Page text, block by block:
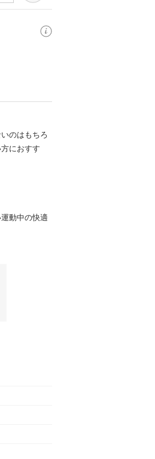
のはもちろ
におすす
動中の快適